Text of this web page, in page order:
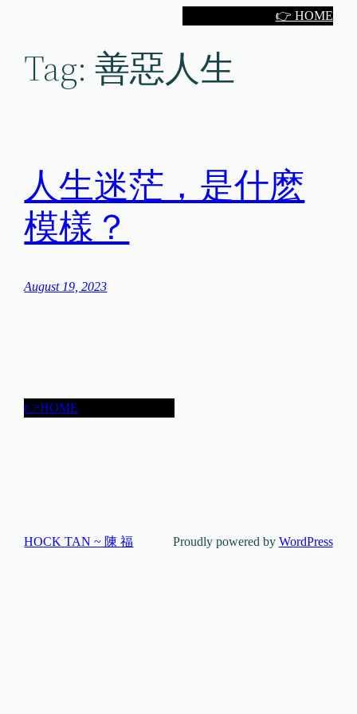
👉 HOME
Tag:善惡人生
人生迷茫，是什麽
模樣？
August 19, 2023
👉HOME
HOCK TAN ~ 陳 福 Proudly powered by WordPress